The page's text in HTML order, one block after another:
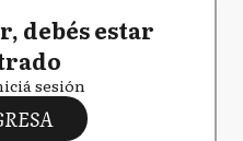
debés estar
sesión